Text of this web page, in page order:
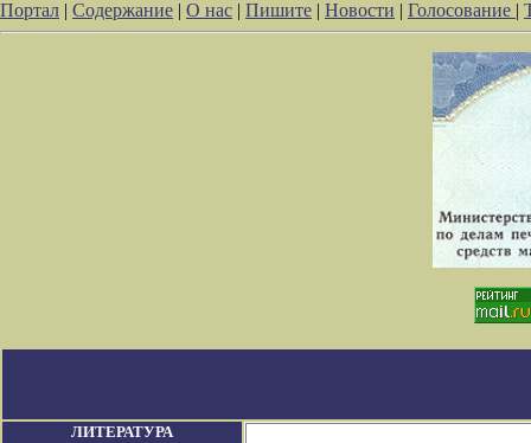
Портал | Содержание | О нас | Пишите | Новости | Голосование |
ЛИТЕРАТУРА